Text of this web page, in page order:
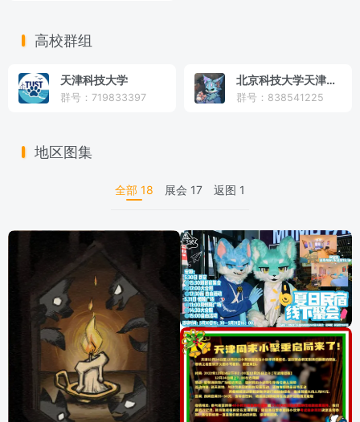
高校群组
天津科技大学
群号：719833397
北京科技大学天津学院
群号：838541225
地区图集
全部 18 展会 17 返图 1